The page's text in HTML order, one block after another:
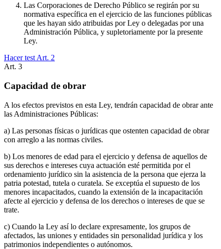
Las Corporaciones de Derecho Público se regirán por su
normativa específica en el ejercicio de las funciones públicas
que les hayan sido atribuidas por Ley o delegadas por una
Administración Pública, y supletoriamente por la presente
Ley.
Hacer test Art. 2
Art. 3
Capacidad de obrar
A los efectos previstos en esta Ley, tendrán capacidad de obrar ante
las Administraciones Públicas:
a) Las personas físicas o jurídicas que ostenten capacidad de obrar
con arreglo a las normas civiles.
b) Los menores de edad para el ejercicio y defensa de aquellos de
sus derechos e intereses cuya actuación esté permitida por el
ordenamiento jurídico sin la asistencia de la persona que ejerza la
patria potestad, tutela o curatela. Se exceptúa el supuesto de los
menores incapacitados, cuando la extensión de la incapacitación
afecte al ejercicio y defensa de los derechos o intereses de que se
trate.
c) Cuando la Ley así lo declare expresamente, los grupos de
afectados, las uniones y entidades sin personalidad jurídica y los
patrimonios independientes o autónomos.